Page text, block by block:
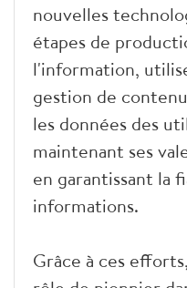
nouvelles
étapes de
l'information,
gestion de
les données des
maintenant ses
en garantissant la
informations.
Grâce à ces